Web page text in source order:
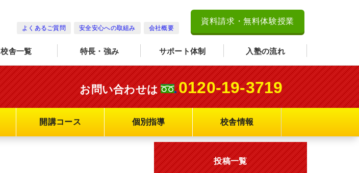
よくあるご質問 安全安心への取組み 会社概要
資料請求・無料体験授業
校舎一覧 特長・強み サポート体制 入塾の流れ
お問い合わせは 0120-19-3719
開講コース 個別指導 校舎情報
投稿一覧